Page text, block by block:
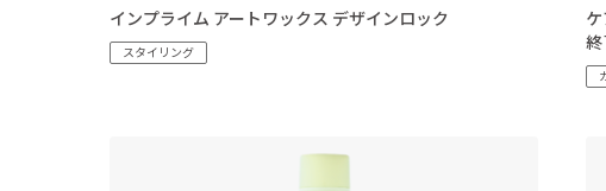
インプライム アートワックス デザインロック
スタイリング
終